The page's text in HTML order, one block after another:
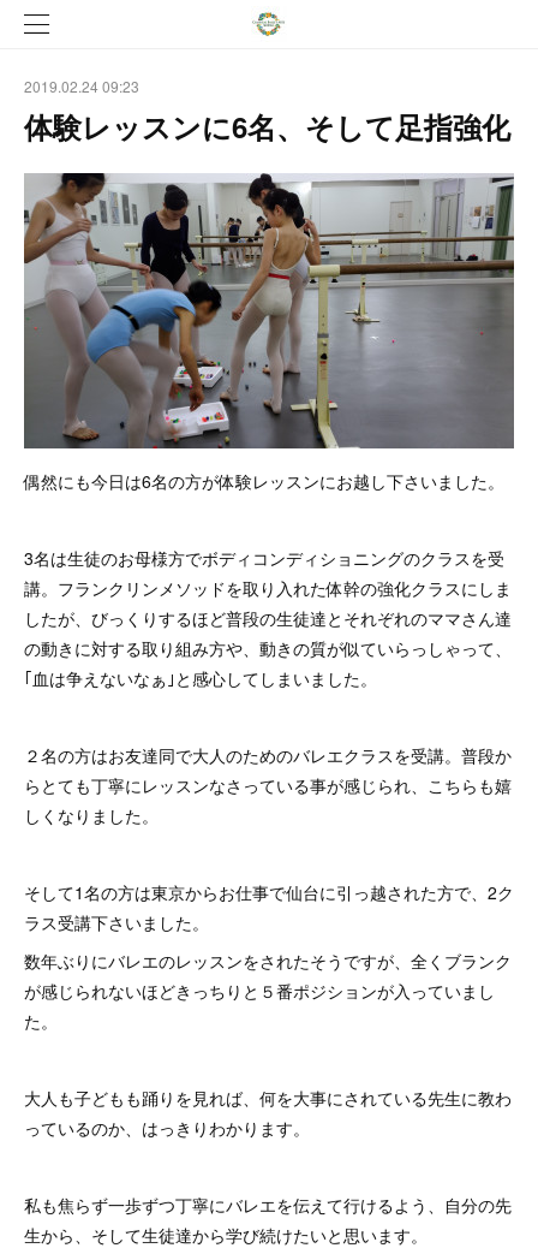
2019.02.24 09:23
体験レッスンに6名、そして足指強化
偶然にも今日は6名の方が体験レッスンにお越し下さいました。
3名は生徒のお母様方でボディコンディショニングのクラスを受
講。フランクリンメソッドを取り入れた体幹の強化クラスにしま
したが、びっくりするほど普段の生徒達とそれぞれのママさん達
の動きに対する取り組み方や、動きの質が似ていらっしゃって、
｢血は争えないなぁ｣と感心してしまいました。
２名の方はお友達同で大人のためのバレエクラスを受講。普段か
らとても丁寧にレッスンなさっている事が感じられ、こちらも嬉
しくなりました。
そして1名の方は東京からお仕事で仙台に引っ越された方で、2ク
ラス受講下さいました。
数年ぶりにバレエのレッスンをされたそうですが、全くブランク
が感じられないほどきっちりと５番ポジションが入っていまし
た。
大人も子どもも踊りを見れば、何を大事にされている先生に教わ
っているのか、はっきりわかります。
私も焦らず一歩ずつ丁寧にバレエを伝えて行けるよう、自分の先
生から、そして生徒達から学び続けたいと思います。